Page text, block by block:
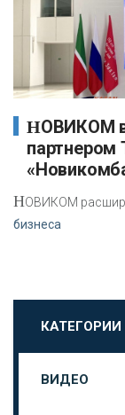
НОВИКОМ выступит генеральным
партнером
НОВИКОМ
бизнеса
КАТЕГОРИИ
ВИДЕО